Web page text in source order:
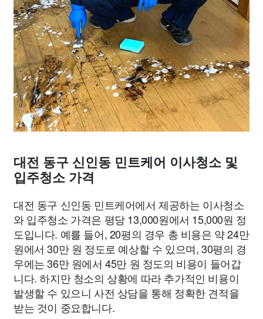
대전 동구 신인동 민트케어 이사청소 및
입주청소 가격
대전 동구 신인동 민트케어에서 제공하는 이사청소
와 입주청소 가격은 평당 13,000원에서 15,000원 정
도입니다. 예를 들어, 20평의 경우 총 비용은 약 24만
원에서 30만 원 정도로 예상할 수 있으며, 30평의 경
우에는 36만 원에서 45만 원 정도의 비용이 들어갑
니다. 하지만 청소의 상황에 따라 추가적인 비용이
발생할 수 있으니 사전 상담을 통해 정확한 견적을
받는 것이 중요합니다.